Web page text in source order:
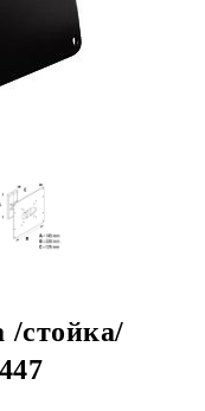
/стойка/